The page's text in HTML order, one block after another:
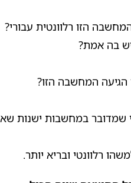
הזו רלוונטית עבורי?
בה אמת?
הגיעה המחשבה הזו?
שמדובר במחשבות ישנות
רלוונטי ובריא יותר.